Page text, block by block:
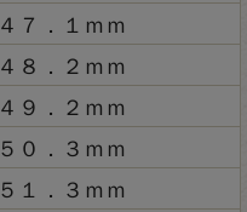
４７．１ｍｍ
４８．２ｍｍ
４９．２ｍｍ
５０．３ｍｍ
５１．３ｍｍ